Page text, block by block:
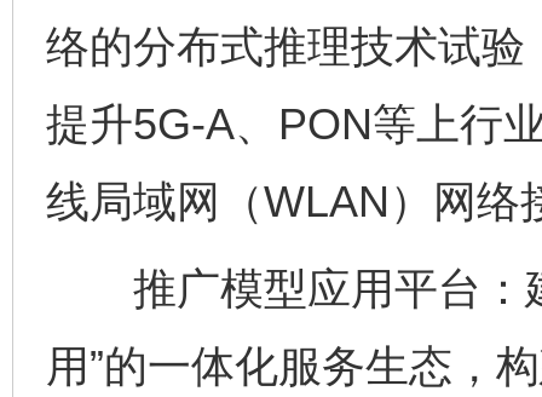
络的分布式推理技术试
提升5G-A、PON等上行
线局域网（WLAN）网络
推广模型应用平台：
用”的一体化服务生态，